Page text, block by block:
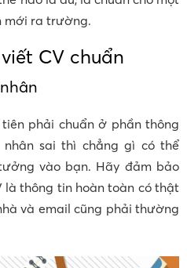
mới ra trường.
CV chuẩn
phải chuẩn ở phần thông
sai thì chẳng gì có thể
vào bạn. Hãy đảm bảo
thông tin hoàn toàn có thật
và email cũng phải thường